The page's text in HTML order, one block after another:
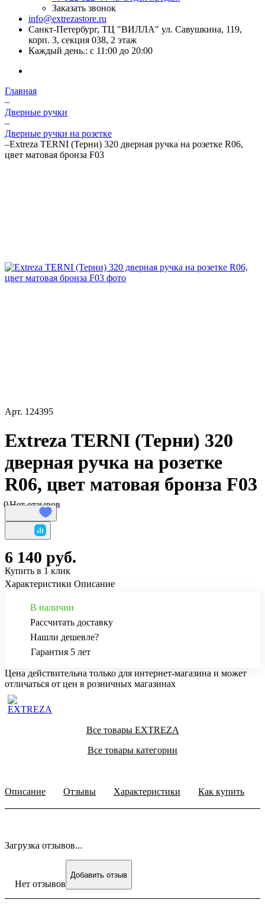
Заказать звонок
info@extrezastore.ru
Санкт-Петербург, ТЦ "ВИЛЛА" ул. Савушкина, 119,
корп. 3, секция 038, 2 этаж
Каждый день.: с 11:00 до 20:00
Главная
–
Дверные ручки
–
Дверные ручки на розетке
–Extreza TERNI (Терни) 320 дверная ручка на розетке R06,
цвет матовая бронза F03
Арт. 124395
Extreza TERNI (Терни) 320
дверная ручка на розетке
R06, цвет матовая бронза F03
0Нет отзывов
6 140 руб.
Купить в 1 клик
Характеристики Описание
В наличии
Рассчитать доставку
Нашли дешевле?
Гарантия 5 лет
Цена действительна только для интернет-магазина и может
отличаться от цен в розничных магазинах
Все товары EXTREZA
Все товары категории
Описание Отзывы Характеристики Как купить
Загрузка отзывов...
Нет отзывов
Добавить отзыв